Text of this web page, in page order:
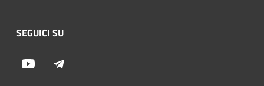
SEGUICI SU
Youtube